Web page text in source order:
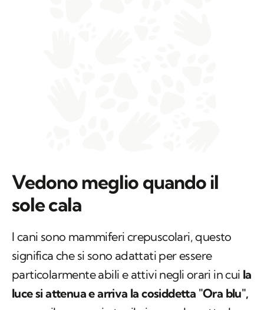
Vedono meglio quando il
sole cala
I cani sono mammiferi crepuscolari, questo
significa che si sono adattati per essere
particolarmente abili e attivi negli orari in cui la
luce si attenua e arriva la cosiddetta "Ora blu",